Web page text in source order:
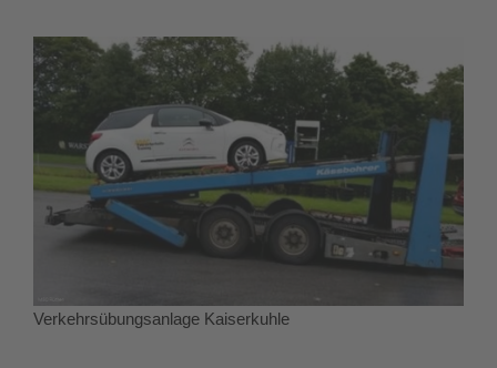
Verkehrsübungsanlage Kaiserkuhle